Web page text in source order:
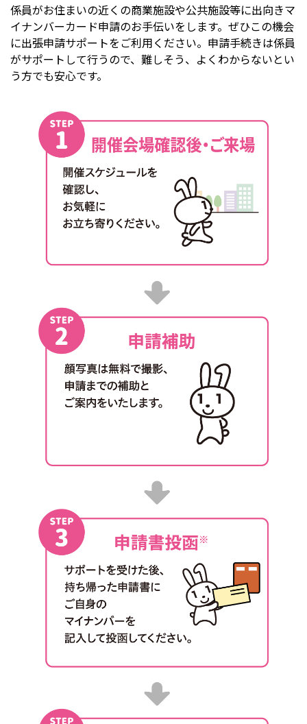
係員がお住まいの近くの商業施設や公共施設等に出向きマ
イナンバーカード申請のお手伝いをします。ぜひこの機会
に出張申請サポートをご利用ください。申請手続きは係員
がサポートして行うので、難しそう、よくわからないとい
う方でも安心です。